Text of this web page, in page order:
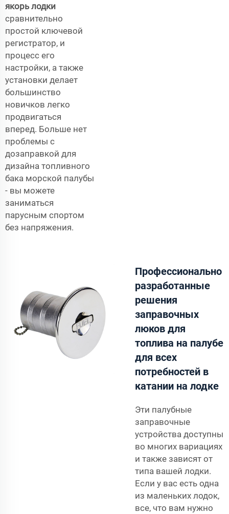
якорь лодки
сравнительно
простой ключевой
регистратор, и
процесс его
настройки, а также
установки делает
большинство
новичков легко
продвигаться
вперед. Больше нет
проблемы с
дозаправкой для
дизайна топливного
бака морской палубы
- вы можете
заниматься
парусным спортом
без напряжения.
Профессионально
разработанные
решения
заправочных
люков для
топлива на палубе
для всех
потребностей в
катании на лодке
Эти палубные
заправочные
устройства доступны
во многих вариациях
и также зависят от
типа вашей лодки.
Если у вас есть одна
из маленьких лодок,
все, что вам нужно